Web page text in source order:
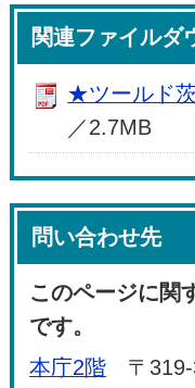
関連ファイルダ
★ツールド
／2.7MB
問い合わせ先
このページに関
です。
本庁2階 〒